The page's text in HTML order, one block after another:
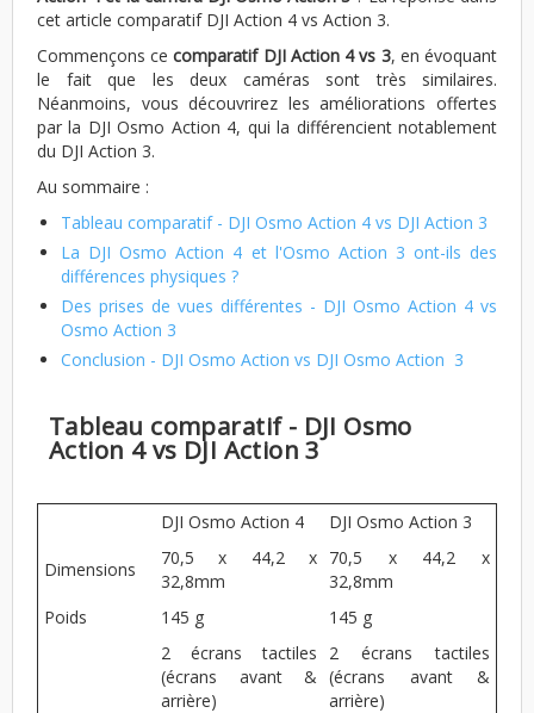
cet article comparatif DJI Action 4 vs Action 3.
Commençons cecomparatif DJI Action 4 vs 3, en évoquant
le fait que les deux caméras sont très similaires.
Néanmoins, vous découvrirez les améliorations offertes
par la DJI Osmo Action 4, qui la différencient notablement
du DJI Action 3.
Au sommaire :
Tableau comparatif - DJI Osmo Action 4 vs DJI Action 3
La DJI Osmo Action 4 et l'Osmo Action 3 ont-ils des
différences physiques ?
Des prises de vues différentes - DJI Osmo Action 4 vs
Osmo Action 3
Conclusion - DJI Osmo Action vs DJI Osmo Action 3
Tableau comparatif - DJI Osmo
Action 4 vs DJI Action 3
DJI Osmo Action 4 DJI Osmo Action 3
Dimensions
70,5 x 44,2 x
32,8mm
70,5 x 44,2 x
32,8mm
Poids
145 g 145 g
2 écrans tactiles
(écrans avant &
arrière)
2 écrans tactiles
(écrans avant &
arrière)